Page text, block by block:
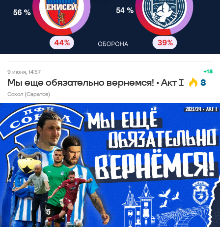
+18
9 июня, 14:57
Мы еще обязательно вернемся! • Акт I 8
Сокол (Саратов)